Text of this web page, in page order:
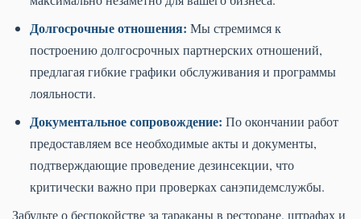
Долгосрочные отношения: Мы стремимся к
построению долгосрочных партнерских отношений,
предлагая гибкие графики обслуживания и программы
лояльности.
Документальное сопровождение: По окончании работ
предоставляем все необходимые акты и документы,
подтверждающие проведение дезинсекции, что
критически важно при проверках санэпидемслужбы.
Забудьте о беспокойстве за тараканы в ресторане, штрафах и